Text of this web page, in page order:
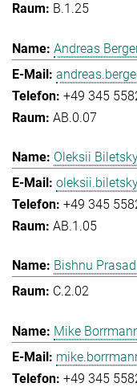
B.1.25
Andreas
+49 345
AB.0.07
Oleksii
+49 345
AB.1.05
Bishnu
C.2.02
Mike
+49 345